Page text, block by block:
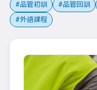
品管初訓 品管回訓
外語課程